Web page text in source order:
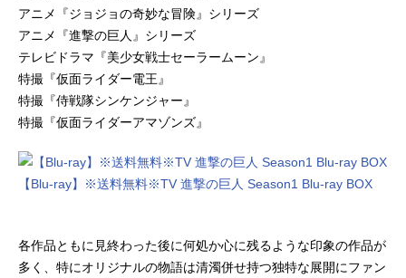
アニメ『ジョジョの奇妙な冒険』シリーズ
アニメ『進撃の巨人』シリーズ
テレビドラマ『美少女戦士セーラームーン』
特撮『仮面ライダー電王』
特撮『侍戦隊シンケンジャー』
特撮『仮面ライダーアマゾンズ』
【Blu-ray】※送料無料※TV 進撃の巨人 Season1 Blu-ray BOX
各作品ともに見終わった後に何処か心に残るような印象の作品が
多く、特にオリジナルの物語は清濁併せ持つ独特な展開にファン